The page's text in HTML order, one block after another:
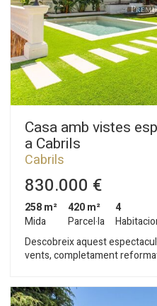
Casa amb vistes
a Cabrils
Cabrils
830.000 €
258 m²
Mida
420 m²
Parcel·la
4
Descobreix aquest
vents, completament
al mar i la muntanya i la cura